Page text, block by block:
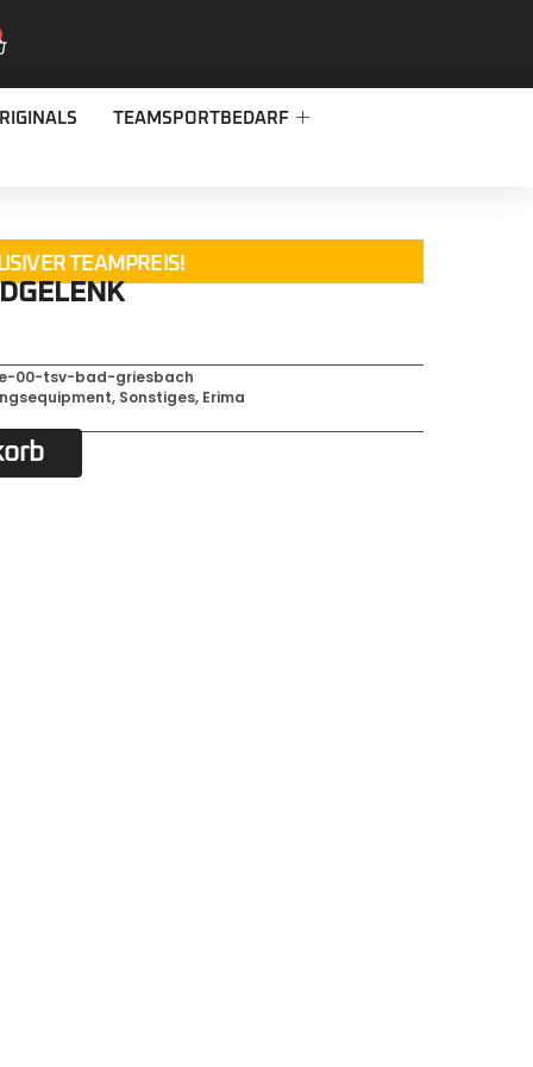
TEAMSPORTBEDARF
TEAMPREIS!
00-tsv-bad-griesbach
, Sonstiges, Erima